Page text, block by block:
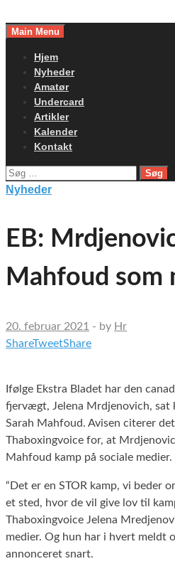
toMain Menu
Hjem
Nyheder
Amatør
Undercard
Artikler
Kalender
Kontakt
Søg
efter:
Nyheder
EB:
Mahfoud som
20. februar 2021 - by Hr
ShareTweetShare
Ifølge Ekstra Bladet har den
fjervægt, Jelena Mrdjenovich, sat
Sarah Mahfoud. Avisen citerer
Thaboxingvoice for, at
Mahfoud kamp på sociale medier.
“Det er en STOR kamp, vi beder
et sted, hvor de vil give lov til
Thaboxingvoice Jelena
medier. Og hun har i hvert meldt
annonceret snart.